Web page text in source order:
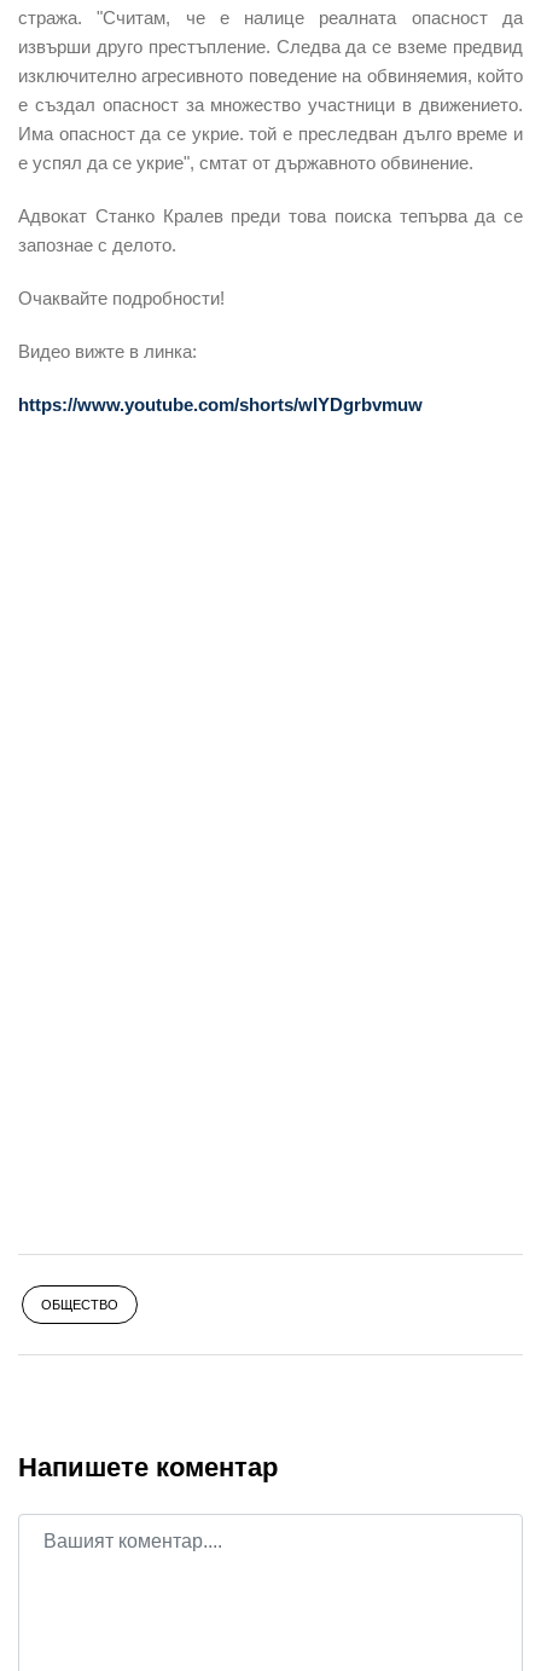
стража. "Считам, че е налице реалната опасност да
извърши друго престъпление. Следва да се вземе предвид
изключително агресивното поведение на обвиняемия, който
е създал опасност за множество участници в движението.
Има опасност да се укрие. той е преследван дълго време и
е успял да се укрие", смтат от държавното обвинение.
Адвокат Станко Кралев преди това поиска тепърва да се
запознае с делото.
Очаквайте подробности!
Видео вижте в линка:
https://www.youtube.com/shorts/wIYDgrbvmuw
ОБЩЕСТВО
Напишете коментар